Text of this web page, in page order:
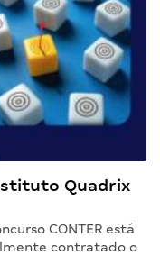
Quadrix
CONTER está
contratado o